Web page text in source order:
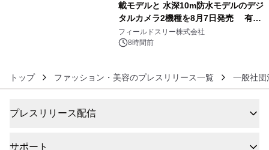
載モデルと 水深10m防水モデルのデジ
タルカメラ2機種を8月7日発売 有効
約1300万画素、用途別に選べるコンデ
ジ新登場
フィールドスリー株式会社
8時間前
トップ ファッション・美容のプレスリリース一覧 一般社団
プレスリリース配信
サポート